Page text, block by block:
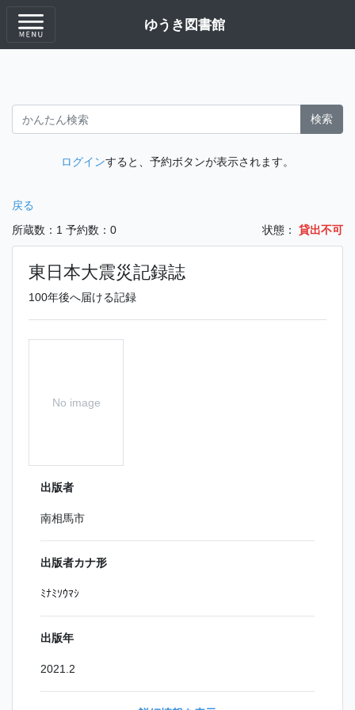
ゆうき図書館
検索
ログインすると、予約ボタンが表示されます。
戻る
所蔵数：1 予約数：0 状態： 貸出不可
東日本大震災記録誌
100年後へ届ける記録
No image
出版者
南相馬市
出版者カナ形
ﾐﾅﾐｿｳﾏｼ
出版年
2021.2